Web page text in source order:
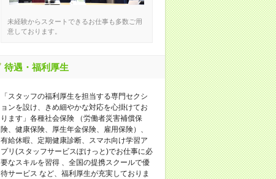
未経験からスタートできるお仕事も多数ご用
意しております。
待遇・福利厚生
「スタッフの福利厚生を担当する専門セクシ
ョンを設け、きめ細やかな対応を心掛けてお
ります」各種社会保険 （労働者災害補償保
険、健康保険、厚生年金保険、雇用保険）、
有給休暇、定期健康診断、スマホ向け学習ア
プリ(スタッフサービスぽけっと)でお仕事に必
要なスキルを習得 、全国の提携スクールで優
待サービス など、福利厚生が充実しておりま